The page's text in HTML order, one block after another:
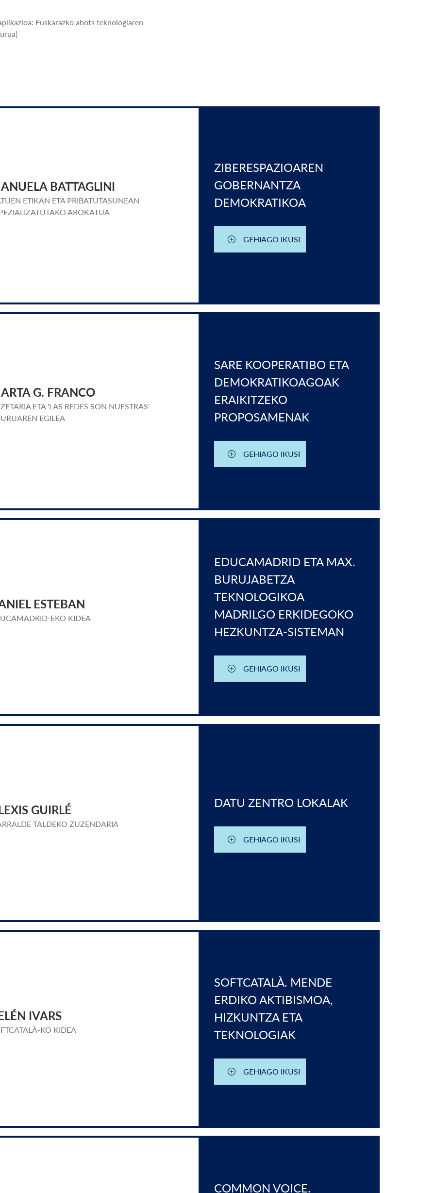
Euskarazko ahots teknologiaren
BATTAGLINI
ETIKAN ETA PRIBATUTASUNEAN
ABOKATUA
ZIBERESPAZIOAREN
GOBERNANTZA
DEMOKRATIKOA
GEHIAGO IKUSI
G. FRANCO
ETA 'LAS REDES SON NUESTRAS'
EGILEA
SARE KOOPERATIBO ETA
DEMOKRATIKOAGOAK
ERAIKITZEKO
PROPOSAMENAK
GEHIAGO IKUSI
ESTEBAN
EKO KIDEA
EDUCAMADRID ETA MAX.
BURUJABETZA
TEKNOLOGIKOA
MADRILGO ERKIDEGOKO
HEZKUNTZA-SISTEMAN
GEHIAGO IKUSI
GUIRLÉ
TALDEKO ZUZENDARIA
DATU ZENTRO LOKALAK
GEHIAGO IKUSI
IVARS
KO KIDEA
SOFTCATALÀ. MENDE
ERDIKO AKTIBISMOA,
HIZKUNTZA ETA
TEKNOLOGIAK
GEHIAGO IKUSI
COMMON VOICE.